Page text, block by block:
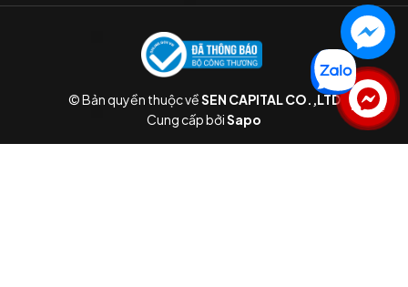
© Bản quyền thuộc vềSEN CAPITAL CO.,LTD
Cung cấp bởiSapo
Liên hệ